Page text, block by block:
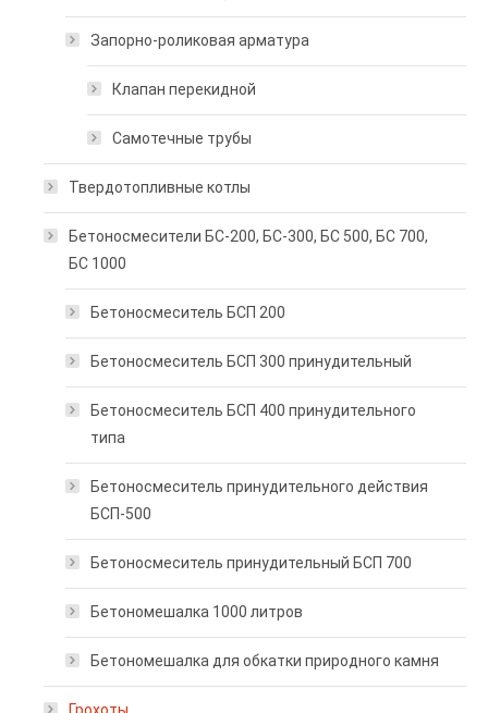
Запорно-роликовая арматура
Клапан перекидной
Самотечные трубы
Твердотопливные котлы
Бетоносмесители БС-200, БС-300, БС 500, БС 700,
БС 1000
Бетоносмеситель БСП 200
Бетоносмеситель БСП 300 принудительный
Бетоносмеситель БСП 400 принудительного
типа
Бетоносмеситель принудительного действия
БСП-500
Бетоносмеситель принудительный БСП 700
Бетономешалка 1000 литров
Бетономешалка для обкатки природного камня